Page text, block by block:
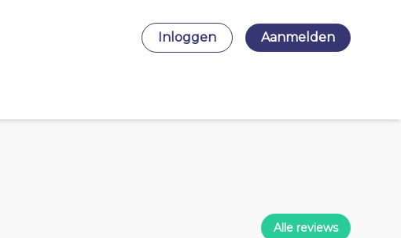
Inloggen Aanmelden
Alle reviews